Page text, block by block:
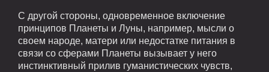
С другой стороны, одновременное включение
принципов Планеты и Луны, например, мысли о
своем народе, матери или недостатке питания в
связи со сферами Планеты вызывает у него
инстинктивный прилив гуманистических чувств,